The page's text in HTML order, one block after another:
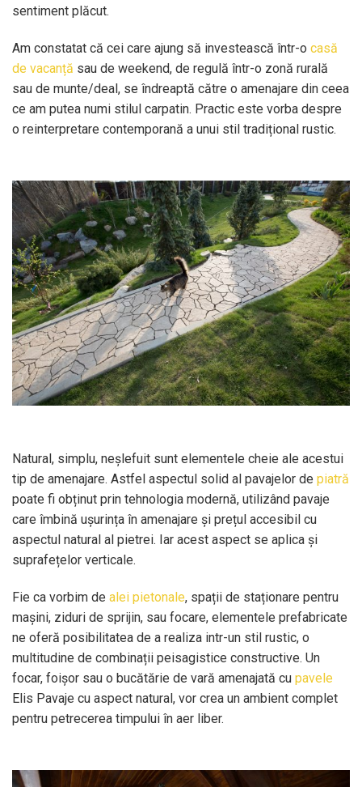
sentiment plăcut.
Am constatat că cei care ajung să investească într-o casă
de vacanță sau de weekend, de regulă într-o zonă rurală
sau de munte/deal, se îndreaptă către o amenajare din ceea
ce am putea numi stilul carpatin. Practic este vorba despre
o reinterpretare contemporană a unui stil tradițional rustic.
Natural, simplu, neșlefuit sunt elementele cheie ale acestui
tip de amenajare. Astfel aspectul solid al pavajelor de piatră
poate fi obținut prin tehnologia modernă, utilizând pavaje
care îmbină ușurința în amenajare și prețul accesibil cu
aspectul natural al pietrei. Iar acest aspect se aplica și
suprafețelor verticale.
Fie ca vorbim de alei pietonale, spații de staționare pentru
mașini, ziduri de sprijin, sau focare, elementele prefabricate
ne oferă posibilitatea de a realiza intr-un stil rustic, o
multitudine de combinații peisagistice constructive. Un
focar, foișor sau o bucătărie de vară amenajată cu pavele
Elis Pavaje cu aspect natural, vor crea un ambient complet
pentru petrecerea timpului în aer liber.